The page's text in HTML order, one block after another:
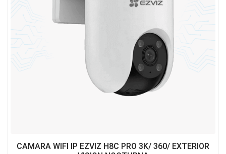
CAMARA WIFI IP EZVIZ H8C PRO 3K/ 360/ EXTERIOR